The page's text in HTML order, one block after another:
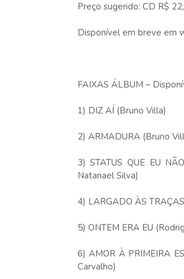
Preço sugerido: CD R$
Disponível em breve em
FAIXAS ÁLBUM –
1) DIZ AÍ (Bruno Villa)
2) ARMADURA (Bruno
3) STATUS QUE EU
Natanael Silva)
4) LARGADO ÀS
5) ONTEM ERA EU
6) AMOR À PRIMEIRA
Carvalho)